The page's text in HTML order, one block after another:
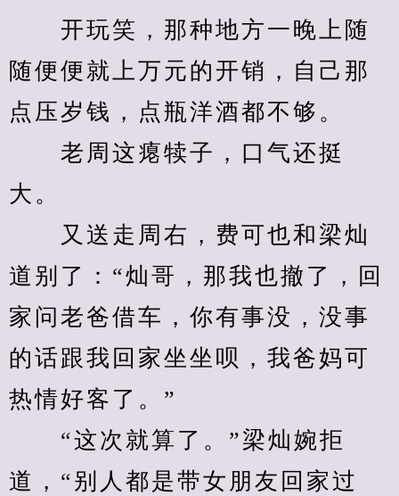
开玩笑，那种地方一晚上随
随便便就上万元的开销，自己那
点压岁钱，点瓶洋酒都不够。
老周这瘪犊子，口气还挺
大。
又送走周右，费可也和梁灿
道别了：“灿哥，那我也撤了，回
家问老爸借车，你有事没，没事
的话跟我回家坐坐呗，我爸妈可
热情好客了。”
“这次就算了。”梁灿婉拒
道，“别人都是带女朋友回家过